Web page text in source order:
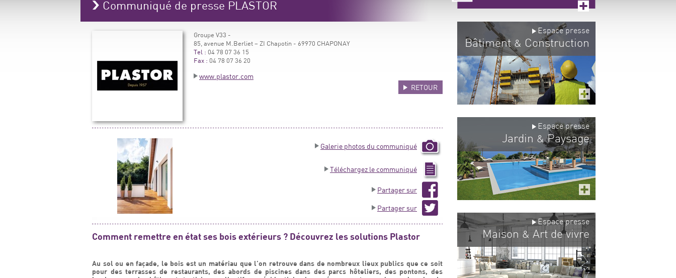
Communiqué de presse PLASTOR
Groupe V33 -
85, avenue M.Berliet – ZI Chapotin - 69970 CHAPONAY
Tel : 04 78 07 36 15
Fax : 04 78 07 36 20
www.plastor.com
RETOUR
Galerie photos du communiqué
Téléchargez le communiqué
Partager sur
Partager sur
Comment remettre en état ses bois extérieurs ? Découvrez les solutions Plastor
Au sol ou en façade, le bois est un matériau que l’on retrouve dans de nombreux lieux publics que ce soit
pour des terrasses de restaurants, des abords de piscines dans des parcs hôteliers, des pontons, des
Espace presse
Bâtiment& Construction
Espace presse
Jardin &Paysage
Espace presse
Maison & Art de vivre